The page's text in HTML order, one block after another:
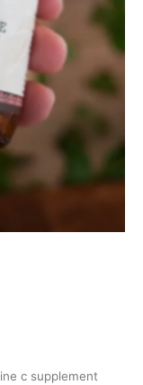
c supplement